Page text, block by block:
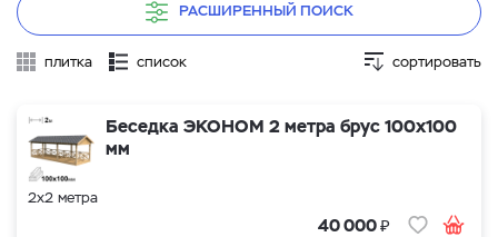
РАСШИРЕННЫЙ ПОИСК
плитка список сортировать
Беседка ЭКОНОМ 2 метра брус 100х100
мм
2х2 метра
40 000₽